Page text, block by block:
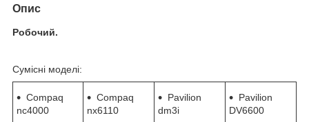
Опис
Робочий.
Сумісні моделі:
Compaq
nc4000
Compaq
nx6110
Pavilion
dm3i
Pavilion
DV6600